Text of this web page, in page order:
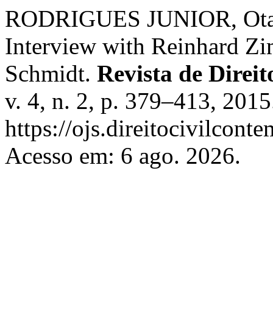
RODRIGUES JUNIOR,
Interview with Reinhard
Schmidt. Revista de
v. 4, n. 2, p. 379–413,
https://
Acesso em: 6 ago. 2026.